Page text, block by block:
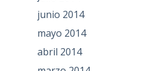
junio 2014
mayo 2014
abril 2014